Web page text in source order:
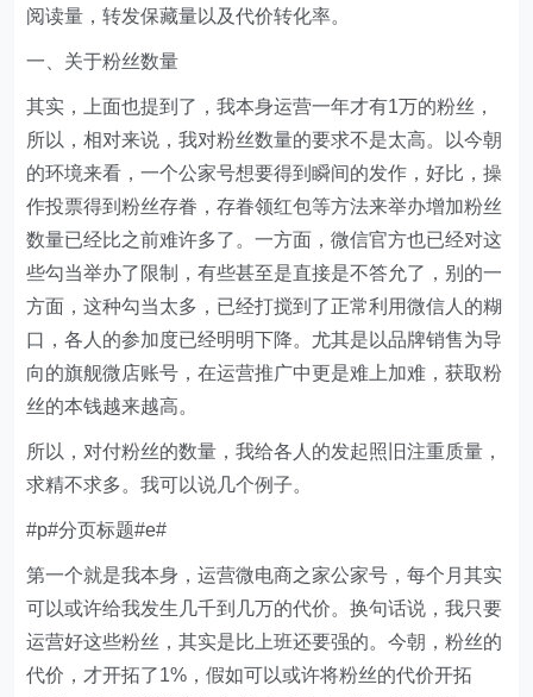
阅读量，转发保藏量以及代价转化率。
一、关于粉丝数量
其实，上面也提到了，我本身运营一年才有1万的粉丝，
所以，相对来说，我对粉丝数量的要求不是太高。以今朝
的环境来看，一个公家号想要得到瞬间的发作，好比，操
作投票得到粉丝存眷，存眷领红包等方法来举办增加粉丝
数量已经比之前难许多了。一方面，微信官方也已经对这
些勾当举办了限制，有些甚至是直接是不答允了，别的一
方面，这种勾当太多，已经打搅到了正常利用微信人的糊
口，各人的参加度已经明明下降。尤其是以品牌销售为导
向的旗舰微店账号，在运营推广中更是难上加难，获取粉
丝的本钱越来越高。
所以，对付粉丝的数量，我给各人的发起照旧注重质量，
求精不求多。我可以说几个例子。
#p#分页标题#e#
第一个就是我本身，运营微电商之家公家号，每个月其实
可以或许给我发生几千到几万的代价。换句话说，我只要
运营好这些粉丝，其实是比上班还要强的。今朝，粉丝的
代价，才开拓了1%，假如可以或许将粉丝的代价开拓